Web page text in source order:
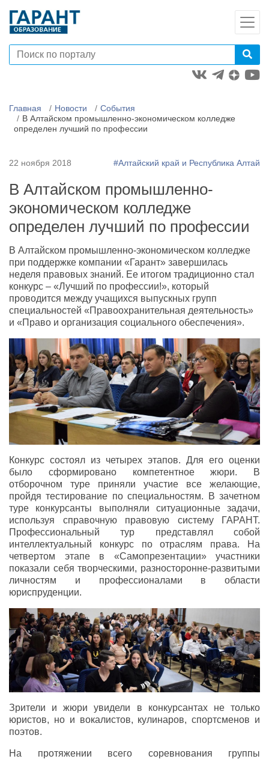
Главная Новости
События
В Алтайском промышленно-экономическом колледже
определен лучший по профессии
22 ноября 2018 #Алтайский край и Республика Алтай
В Алтайском промышленно-
экономическом колледже
определен лучший по профессии
В Алтайском промышленно-экономическом колледже
при поддержке компании «Гарант» завершилась
неделя правовых знаний. Ее итогом традиционно стал
конкурс – «Лучший по профессии!», который
проводится между учащихся выпускных групп
специальностей «Правоохранительная деятельность»
и «Право и организация социального обеспечения».
Конкурс состоял из четырех этапов. Для его оценки
было сформировано компетентное жюри. В
отборочном туре приняли участие все желающие,
пройдя тестирование по специальностям. В зачетном
туре конкурсанты выполняли ситуационные задачи,
используя справочную правовую систему ГАРАНТ.
Профессиональный тур представлял собой
интеллектуальный конкурс по отраслям права. На
четвертом этапе в «Самопрезентации» участники
показали себя творческими, разносторонне-развитыми
личностям и профессионалами в области
юриспруденции.
Зрители и жюри увидели в конкурсантах не только
юристов, но и вокалистов, кулинаров, спортсменов и
поэтов.
На протяжении всего соревнования группы